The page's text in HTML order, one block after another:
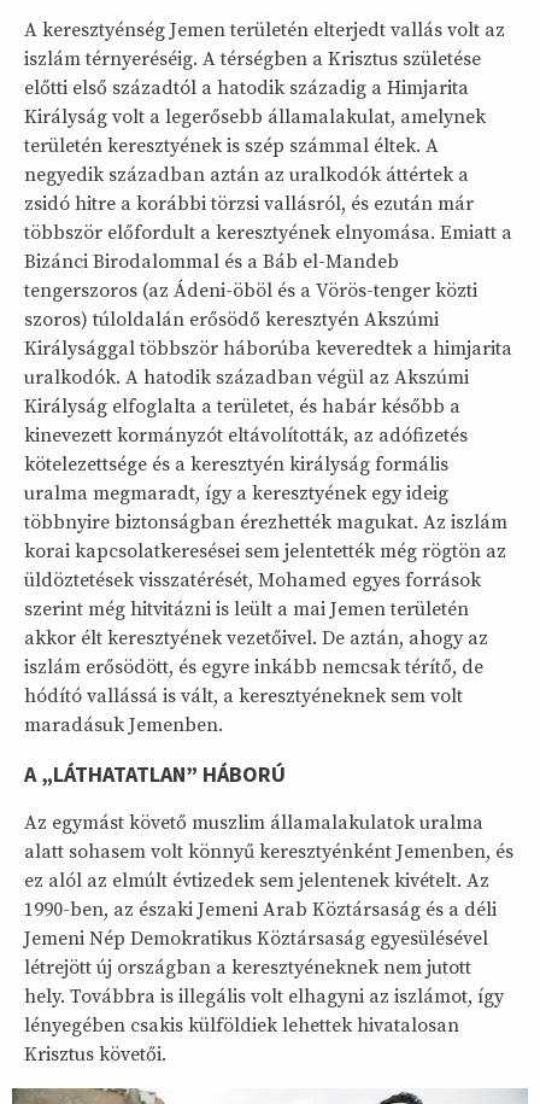
A keresztyénség Jemen területén elterjedt vallás volt az
iszlám térnyeréséig. A térségben a Krisztus születése
előtti első századtól a hatodik századig a Himjarita
Királyság volt a legerősebb államalakulat, amelynek
területén keresztyének is szép számmal éltek. A
negyedik században aztán az uralkodók áttértek a
zsidó hitre a korábbi törzsi vallásról, és ezután már
többször előfordult a keresztyének elnyomása. Emiatt a
Bizánci Birodalommal és a Báb el-Mandeb
tengerszoros (az Ádeni-öböl és a Vörös-tenger közti
szoros) túloldalán erősödő keresztyén Akszúmi
Királysággal többször háborúba keveredtek a himjarita
uralkodók. A hatodik században végül az Akszúmi
Királyság elfoglalta a területet, és habár később a
kinevezett kormányzót eltávolították, az adófizetés
kötelezettsége és a keresztyén királyság formális
uralma megmaradt, így a keresztyének egy ideig
többnyire biztonságban érezhették magukat. Az iszlám
korai kapcsolatkeresései sem jelentették még rögtön az
üldöztetések visszatérését, Mohamed egyes források
szerint még hitvitázni is leült a mai Jemen területén
akkor élt keresztyének vezetőivel. De aztán, ahogy az
iszlám erősödött, és egyre inkább nemcsak térítő, de
hódító vallássá is vált, a keresztyéneknek sem volt
maradásuk Jemenben.
A „LÁTHATATLAN” HÁBORÚ
Az egymást követő muszlim államalakulatok uralma
alatt sohasem volt könnyű keresztyénként Jemenben, és
ez alól az elmúlt évtizedek sem jelentenek kivételt. Az
1990-ben, az északi Jemeni Arab Köztársaság és a déli
Jemeni Nép Demokratikus Köztársaság egyesülésével
létrejött új országban a keresztyéneknek nem jutott
hely. Továbbra is illegális volt elhagyni az iszlámot, így
lényegében csakis külföldiek lehettek hivatalosan
Krisztus követői.